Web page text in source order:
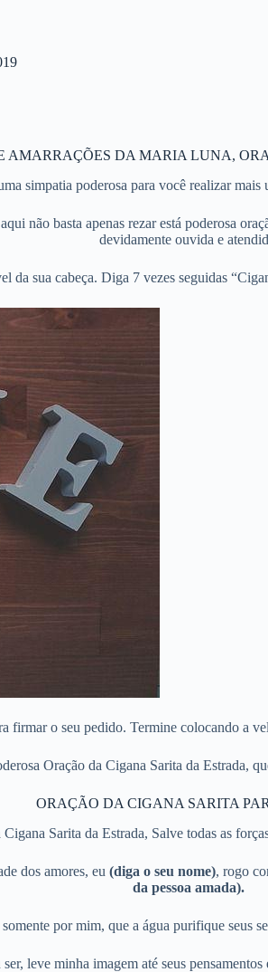
AMARRAÇÕES DA MARIA LUNA,
simpatia poderosa para você realizar
não basta apenas rezar está poderosa
devidamente ouvida e
da sua cabeça. Diga 7 vezes seguidas
firmar o seu pedido. Termine colocando a
Oração da Cigana Sarita da Estrada,
ORAÇÃO DA CIGANA SARITA
Sarita da Estrada, Salve todas as
dos amores, eu (diga o seu nome), rogo
da pessoa amada).
por mim, que a água purifique seus
leve minha imagem até seus